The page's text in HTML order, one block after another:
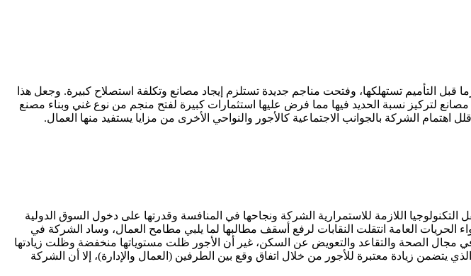
التأميم تستهلكها، وفتحت مناجم جديدة تستلزم إيجاد مصانع وتكلفة استصلاح كبيرة. وجعل هذا
لتركيز نسبة الحديد فيها مما فرض عليها استثمارات كبيرة لفتح منجم من نوع غني وبناء مصنع
محمد السالك ولد هيين الذي أدار الشركة ما بين 1984- 2006 أن ينجح في نقل التكنولوجيا اللازمة للاستمرارية الشركة ونجاحها في المنافسة وقدرتها على دخول السوق الدولية
العامة انتقلت النقابات لرفع أسقف مطالبها لما يلبي مطامح العمال، وساد الشركة في
معتبرة للعمال في مجال الصحة والتقاعد والتعويض عن السكن، غير أن الأجور ظلت مستوياتها منخفضة وظلت زيادتها
طلب ملح ومستمر من طرف العمال، وكانت موضع الحراك قبل الأخير الذي تم في فاتح مايو 2014 والذي يتضمن زيادة معتبرة للأجور من خلال اتفاق وقع بين الطرفين (العمال والإدارة)، إلا أن الشركة